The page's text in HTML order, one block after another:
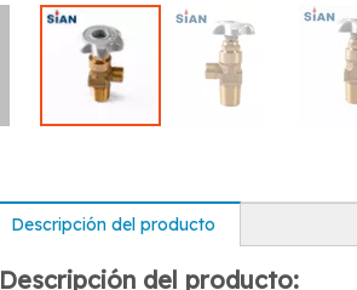
Descripción del producto
Descripción del producto: